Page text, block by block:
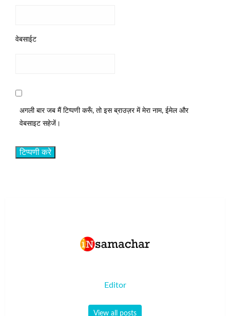
वेबसाईट
अगली बार जब मैं टिप्पणी करूँ, तो इस ब्राउज़र में मेरा नाम, ईमेल और
वेबसाइट सहेजें।
Editor
View all posts